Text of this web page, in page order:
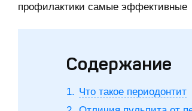
профилактики самые эффективные
Содержание
Что такое периодонтит